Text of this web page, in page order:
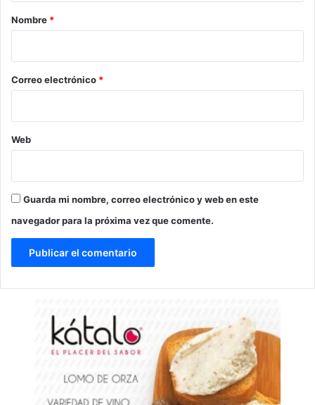
r
*
Nombre *
Correo electrónico *
Web
Guarda mi nombre, correo electrónico y web en este
navegador para la próxima vez que comente.